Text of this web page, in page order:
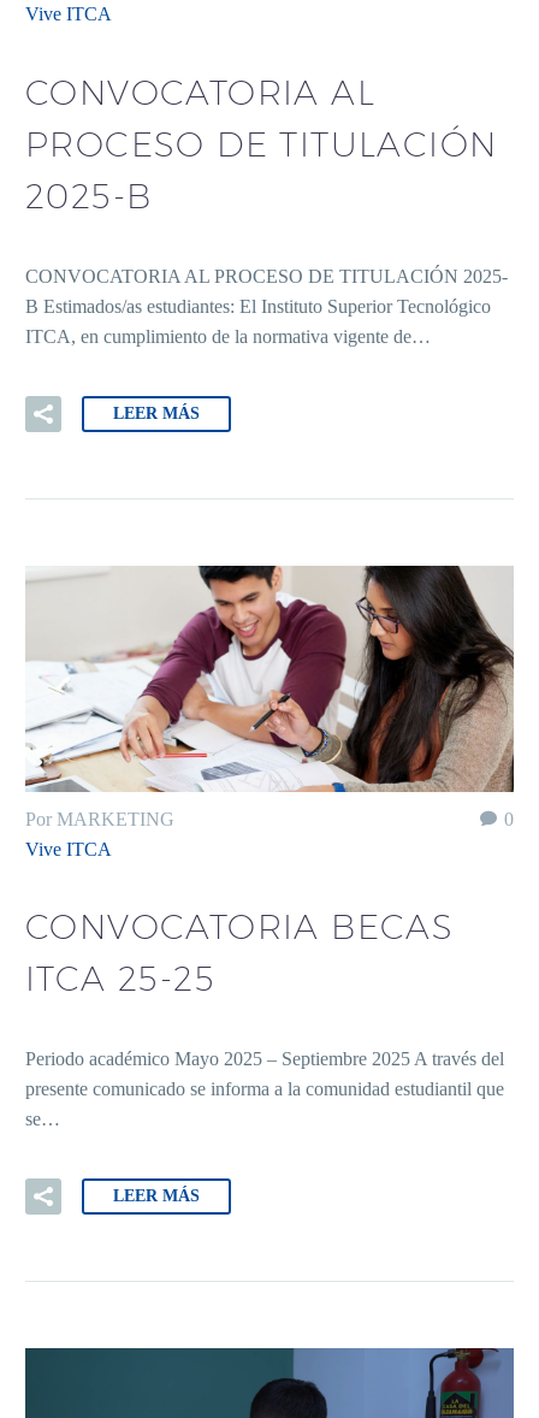
Vive ITCA
CONVOCATORIA AL
PROCESO DE TITULACIÓN
2025-B
CONVOCATORIA AL PROCESO DE TITULACIÓN 2025-
B Estimados/as estudiantes: El Instituto Superior Tecnológico
ITCA, en cumplimiento de la normativa vigente de…
LEER MÁS
0
Por MARKETING
Vive ITCA
CONVOCATORIA BECAS
ITCA 25-25
Periodo académico Mayo 2025 – Septiembre 2025 A través del
presente comunicado se informa a la comunidad estudiantil que
se…
LEER MÁS